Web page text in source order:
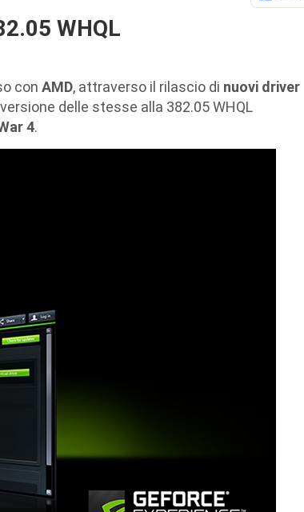
WHQL
con AMD, attraverso il rilascio di nuovi driver
delle stesse alla 382.05 WHQL
4.